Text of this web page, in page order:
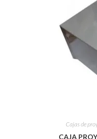
Cajas de
CAJA